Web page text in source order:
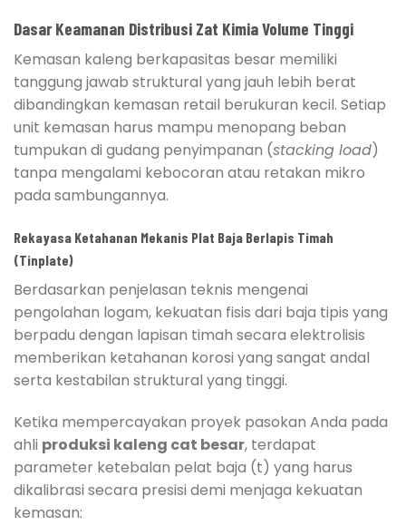
Dasar Keamanan Distribusi Zat Kimia Volume Tinggi
Kemasan kaleng berkapasitas besar memiliki
tanggung jawab struktural yang jauh lebih berat
dibandingkan kemasan retail berukuran kecil. Setiap
unit kemasan harus mampu menopang beban
tumpukan di gudang penyimpanan (stacking load)
tanpa mengalami kebocoran atau retakan mikro
pada sambungannya.
Rekayasa Ketahanan Mekanis Plat Baja Berlapis Timah
(Tinplate)
Berdasarkan penjelasan teknis mengenai
pengolahan logam, kekuatan fisis dari baja tipis yang
berpadu dengan lapisan timah secara elektrolisis
memberikan ketahanan korosi yang sangat andal
serta kestabilan struktural yang tinggi.
Ketika mempercayakan proyek pasokan Anda pada
ahli produksi kaleng cat besar, terdapat
parameter ketebalan pelat baja (t) yang harus
dikalibrasi secara presisi demi menjaga kekuatan
kemasan: